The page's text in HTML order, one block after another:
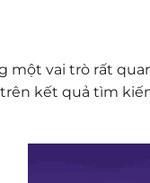
một vai trò rất
kết quả tìm